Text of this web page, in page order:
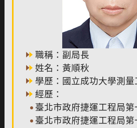
職稱：副局長
姓名：黃順秋
學歷：國立成功大學測
經歷：
臺北市政府捷運工程局
臺北市政府捷運工程局